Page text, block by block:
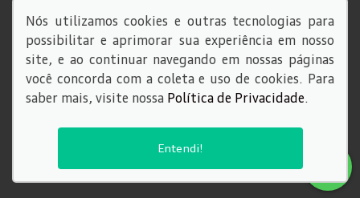
Sistema de informações de Créditos (SCR)
Código de Conduta
Política de privacidade
Nós utilizamos cookies e outras tecnologias para
possibilitar e aprimorar sua experiência em nosso
site, e ao continuar navegando em nossas páginas
você concorda com a coleta e uso de cookies. Para
saber mais, visite nossa Política de Privacidade.
Entendi!